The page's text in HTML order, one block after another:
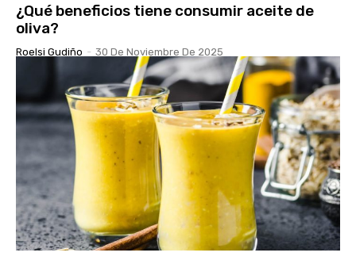
¿Qué beneficios tiene consumir aceite de
oliva?
Roelsi Gudiño - 30 De Noviembre De 2025